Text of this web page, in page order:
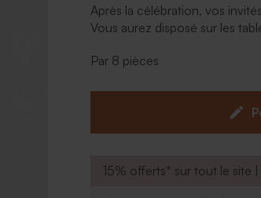
Après la célébration, vos
Vous aurez disposé sur les
bonbonnière en y ajoutant un
* Le produit est
page.
Par 8 pièces
15% offerts* sur tout le site